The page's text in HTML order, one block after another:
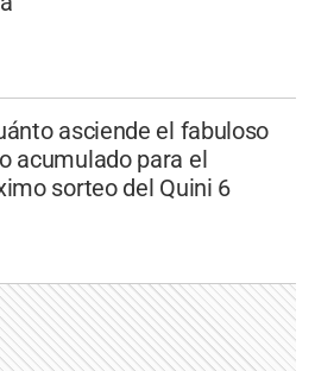
asciende el fabuloso
acumulado para el
sorteo del Quini 6